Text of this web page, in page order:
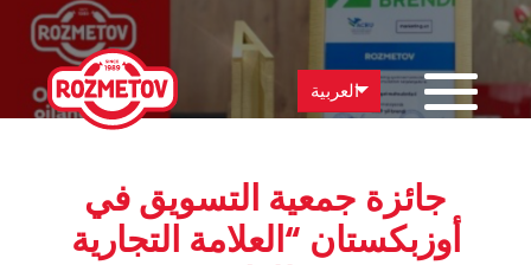
العربية
جائزة جمعية التسويق في
أوزبكستان “العلامة التجارية